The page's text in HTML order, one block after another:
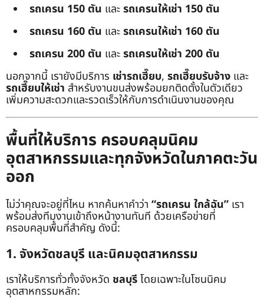
รถเครน 150 ตัน และรถเครนให้เช่า 150 ตัน
รถเครน 160 ตัน และรถเครนให้เช่า 160 ตัน
รถเครน 200 ตัน และรถเครนให้เช่า 200 ตัน
นอกจากนี้ เรายังมีบริการ เช่ารถเฮี๊ยบ, รถเฮี๊ยบรับจ้าง และ
รถเฮี๊ยบให้เช่า สำหรับงานขนส่งพร้อมยกติดตั้งในตัวเดียว
เพิ่มความสะดวกและรวดเร็วให้กับการดำเนินงานของคุณ
พื้นที่ให้บริการ ครอบคลุมนิคม
อุตสาหกรรมและทุกจังหวัดในภาคตะวัน
ออก
ไม่ว่าคุณจะอยู่ที่ไหน หากค้นหาคำว่า “รถเครน ใกล้ฉัน” เรา
พร้อมส่งทีมงานเข้าถึงหน้างานทันที ด้วยเครือข่ายที่
ครอบคลุมพื้นที่สำคัญ ดังนี้:
1. จังหวัดชลบุรี และนิคมอุตสาหกรรม
เราให้บริการทั่วทั้งจังหวัด ชลบุรีโดยเฉพาะในโซนนิคม
อุตสาหกรรมหลัก: